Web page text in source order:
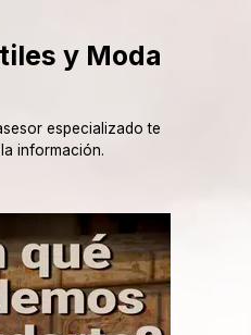
y Moda
especializado te
información.